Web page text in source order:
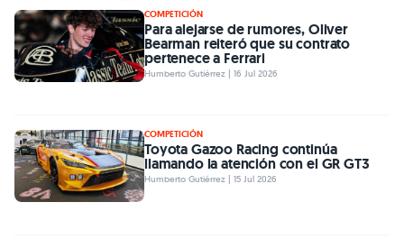
COMPETICIÓN
Para alejarse de rumores, Oliver
Bearman reiteró que su contrato
pertenece a Ferrari
Humberto Gutiérrez | 16 Jul 2026
COMPETICIÓN
Toyota Gazoo Racing continúa
llamando la atención con el GR GT3
Humberto Gutiérrez | 15 Jul 2026